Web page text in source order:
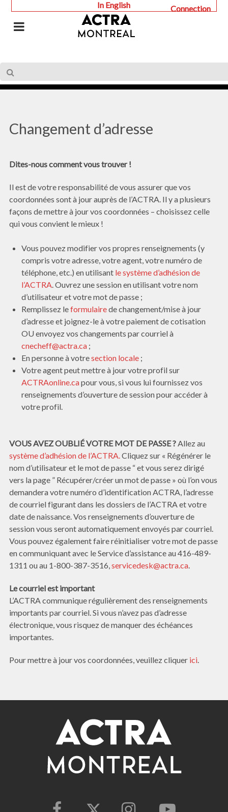
Connection
In English
Changement d’adresse
Dites-nous comment vous trouver !
Il est de votre responsabilité de vous assurer que vos
coordonnées sont à jour auprès de l’ACTRA. Il y a plusieurs
façons de mettre à jour vos coordonnées – choisissez celle
qui vous convient le mieux !
Vous pouvez modifier vos propres renseignements (y
compris votre adresse, votre agent, votre numéro de
téléphone, etc.) en utilisant le système d’adhésion de
l’ACTRA. Ouvrez une session en utilisant votre nom
d’utilisateur et votre mot de passe ;
Remplissez leformulairede changement/mise à jour
d’adresse et joignez-le à votre paiement de cotisation
OU envoyez vos changements par courriel à
cnecheff@actra.ca ;
En personne à votresection locale ;
Votre agent peut mettre à jour votre profil sur
ACTRAonline.capour vous, si vous lui fournissez vos
renseignements d’ouverture de session pour accéder à
votre profil.
VOUS AVEZ OUBLIÉ VOTRE MOT DE PASSE ?Allez au
système d’adhésion de l’ACTRA.Cliquez sur « Régénérer le
nom d’utilisateur et le mot de passe “ et vous serez dirigé
vers la page ” Récupérer/créer un mot de passe » où l’on vous
demandera votre numéro d’identification ACTRA, l’adresse
de courriel figurant dans les dossiers de l’ACTRA et votre
date de naissance. Vos renseignements d’ouverture de
session vous seront automatiquement envoyés par courriel.
Vous pouvez également faire réinitialiser votre mot de passe
en communiquant avec le Service d’assistance au 416-489-
1311 ou au 1-800-387-3516,servicedesk@actra.ca.
Le courriel est important
L’ACTRA communique régulièrement des renseignements
importants par courriel. Si vous n’avez pas d’adresse
électronique, vous risquez de manquer des échéances
importantes.
Pour mettre à jour vos coordonnées, veuillez cliquer ici